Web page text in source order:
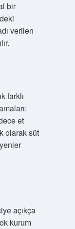
bir
verilen
farklı
et
olarak süt
açıkça
kurum